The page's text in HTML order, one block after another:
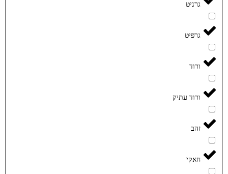
גרניט
גרפיט
ורוד
ורוד עתיק
זהב
חאקי